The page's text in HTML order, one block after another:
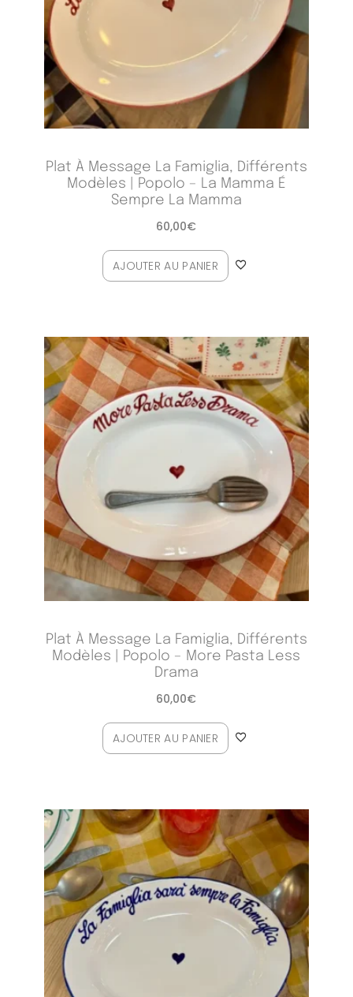
Plat À Message La Famiglia, Différents
Modèles | Popolo – La Mamma É
Sempre La Mamma
60,00€
AJOUTER AU PANIER
Plat À Message La Famiglia, Différents
Modèles | Popolo – More Pasta Less
Drama
60,00€
AJOUTER AU PANIER